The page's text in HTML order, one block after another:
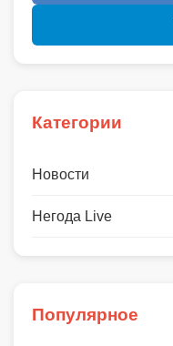
Категории
Новости
Негода Live
Популярное